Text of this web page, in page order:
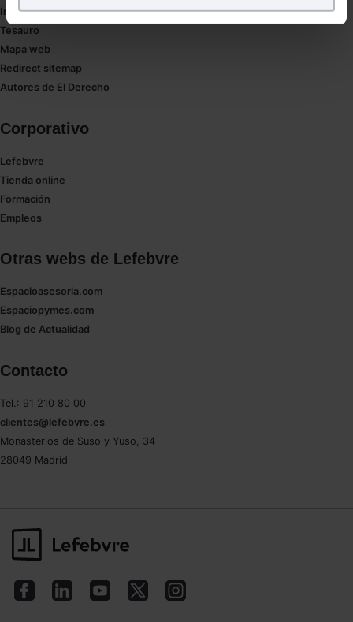
en la web sea óptima
También puedes
las que sean indispensables para la navegación.
Saber más acerca de las cookies
Innovación
Tesauro
Mapa web
Redirect sitemap
Autores de El Derecho
Corporativo
Lefebvre
Tienda online
Formación
Empleos
Otras webs de Lefebvre
Espacioasesoria.com
Espaciopymes.com
Blog de Actualidad
Contacto
Tel.: 91 210 80 00
clientes@lefebvre.es
Monasterios de Suso y Yuso, 34
28049 Madrid